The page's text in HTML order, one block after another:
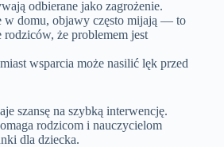
odbierane jako zagrożenie.
w domu, objawy często mijają — to
że problemem jest
wsparcia może nasilić lęk przed
szansę na szybką interwencję.
rodzicom i nauczycielom
dla dziecka.